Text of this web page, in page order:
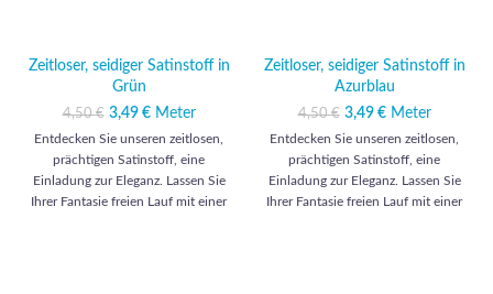
Zeitloser, seidiger Satinstoff in
Grün
4,50€
Ursprünglicher
Preis war: 4,50 €
3,49 €
Aktueller
Preis ist:
3,49 €.
Meter
Entdecken Sie unseren zeitlosen,
prächtigen Satinstoff, eine
Einladung zur Eleganz. Lassen Sie
Ihrer Fantasie freien Lauf mit einer
Zeitloser, seidiger Satinstoff in
Azurblau
4,50€
Ursprünglicher
Preis war: 4,50 €
3,49 €
Aktueller
Preis ist:
3,49 €.
Meter
Entdecken Sie unseren zeitlosen,
prächtigen Satinstoff, eine
Einladung zur Eleganz. Lassen Sie
Ihrer Fantasie freien Lauf mit einer